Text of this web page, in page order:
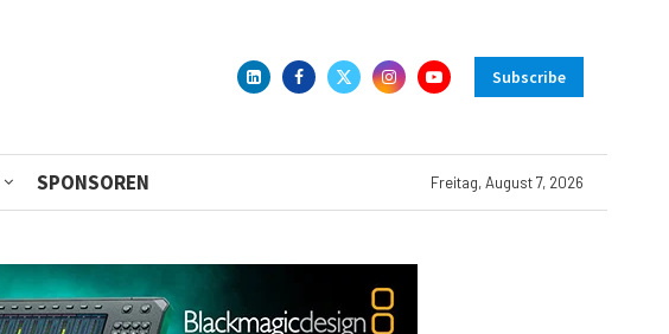
Subscribe
SPONSOREN Freitag, August 7, 2026